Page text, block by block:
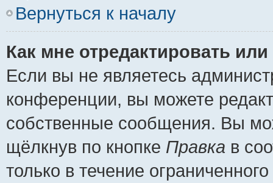
Вернуться к началу
Как мне отредактировать
Если вы не являетесь
конференции, вы можете
собственные сообщения. Вы
щёлкнув по кнопке Правка в
только в течение